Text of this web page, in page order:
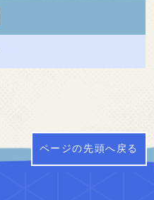
ページの先頭へ戻る